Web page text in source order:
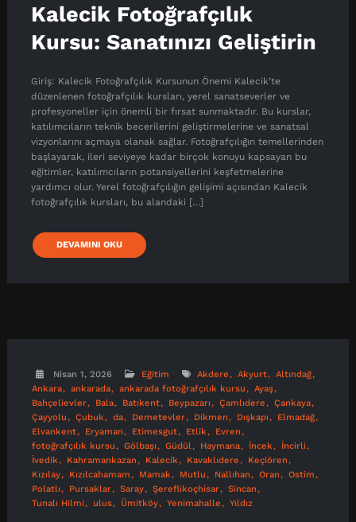
Kalecik Fotoğrafçılık
Kursu: Sanatınızı Geliştirin
Giriş: Kalecik Fotoğrafçılık Kursunun Önemi Kalecik’te
düzenlenen fotoğrafçılık kursları, yerel sanatseverler ve
profesyoneller için önemli bir fırsat sunmaktadır. Bu kurslar,
katılımcıların teknik becerilerini geliştirmelerine ve sanatsal
vizyonlarını açmaya olanak sağlar. Fotoğrafçılığın temellerinden
başlayarak, ileri seviyeye kadar birçok konuyu kapsayan bu
eğitimler, katılımcıların potansiyellerini keşfetmelerine
yardımcı olur. Yerel fotoğrafçılığın gelişimi açısından Kalecik
fotoğrafçılık kursları, bu alandaki […]
DEVAMINI OKU
Nisan 1, 2026 Eğitim Akdere Akyurt
Altındağ
Ankara
ankarada ankarada fotoğrafçılık kursu
Ayaş
Bahçelievler
Bala Batıkent Beypazarı Çamlıdere
Çankaya
Çayyolu
Çubuk da Demetevler Dikmen Dışkapı
Elmadağ
Elvankent
Eryaman Etimesgut Etlik
Evren
fotoğrafçılık kursu
Gölbaşı Güdül Haymana İncek
İncirli
İvedik
Kahramankazan Kalecik Kavaklıdere
Keçiören
Kızılay
Kızılcahamam Mamak Mutlu Nallıhan Oran
Ostim
Polatlı
Pursaklar Saray Şereflikoçhisar
Sincan
Tunalı Hilmi
ulus Ümitköy Yenimahalle Yıldız